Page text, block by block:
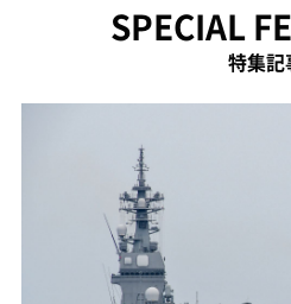
SPECIAL
特集記